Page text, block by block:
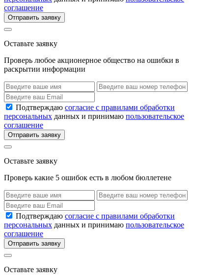
соглашение
Отправить заявку
Оставьте заявку
Проверь любое акционерное общество на ошибки в
раскрытии информации
Подтверждаю согласие с правилами обработки
персональных данных и принимаю пользовательское
соглашение
Отправить заявку
Оставьте заявку
Проверь какие 5 ошибок есть в любом бюллетене
Подтверждаю согласие с правилами обработки
персональных данных и принимаю пользовательское
соглашение
Отправить заявку
Оставьте заявку